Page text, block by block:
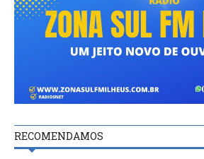
RECOMENDAMOS